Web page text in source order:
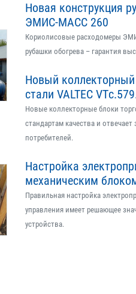
Новая конструкция
ЭМИС-МАСС 260
Кориолисовые расходомеры
рубашки обогрева – гарантия
Новый
стали VALTEC
Новые коллекторные блоки
стандартам качества и
потребителей.
Настройка
механическим
Правильная настройка
управления имеет решающее
устройства.